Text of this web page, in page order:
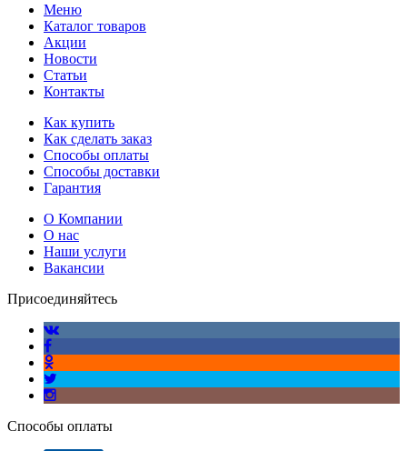
Меню
Каталог товаров
Акции
Новости
Статьи
Контакты
Как купить
Как сделать заказ
Способы оплаты
Способы доставки
Гарантия
О Компании
О нас
Наши услуги
Вакансии
Присоединяйтесь
Способы оплаты